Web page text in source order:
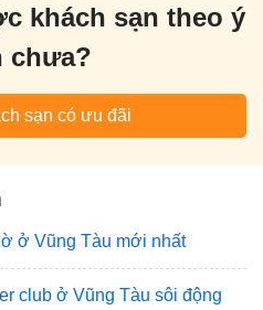
khách sạn theo ý
chưa?
sạn có ưu đãi
ở Vũng Tàu mới nhất
club ở Vũng Tàu sôi động